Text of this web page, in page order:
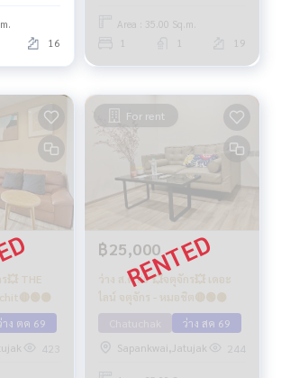
16
Area : 35.00 Sq.m.
1 1 19
💥 THE
าง ตค 69
423
For rent
฿25,000
ว่าง ส.ค 69 💥จตุจักร💥 เดอะ
ไลน์ จตุจักร - หมอชิต🔴🟢🟡
ว่าง สค 69
Sapankwai,Jatujak
244